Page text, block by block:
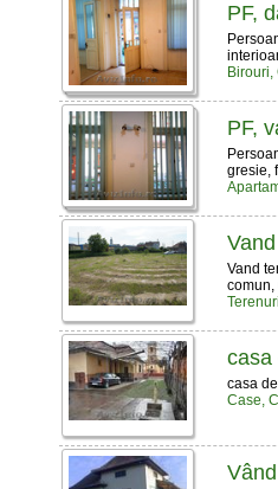
PF,
Birouri,
PF,
gresie,
Vand
comun,
casa
casa
Case,